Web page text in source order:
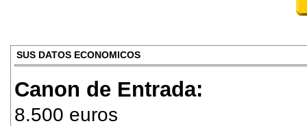
SUS DATOS ECONOMICOS
Canon de Entrada:
8.500 euros